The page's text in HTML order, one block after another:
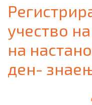
учество
на
ден-